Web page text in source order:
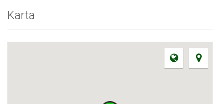
Karta